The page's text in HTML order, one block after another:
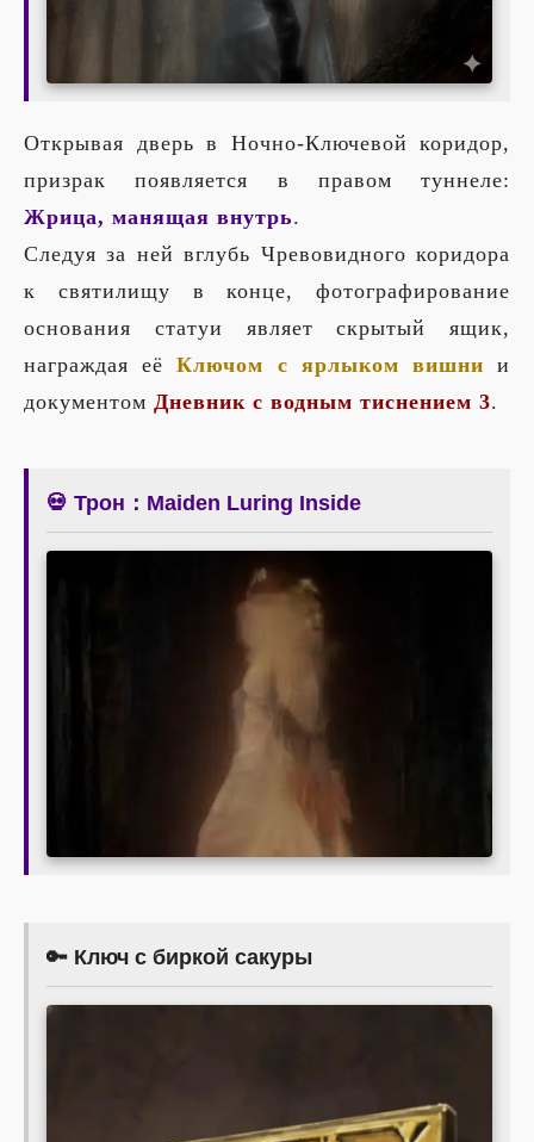
Открывая дверь в Ночно-Ключевой коридор,
призрак появляется в правом туннеле:
Жрица, манящая внутрь.
Следуя за ней вглубь Чревовидного коридора
к святилищу в конце, фотографирование
основания статуи являет скрытый ящик,
награждая еёКлючом с ярлыком вишни и
документом Дневник с водным тиснением 3.
💀 Трон：Maiden Luring Inside
🔑 Ключ с биркой сакуры